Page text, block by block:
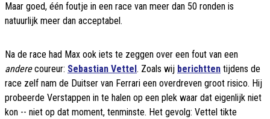
Maar goed, één foutje in een race van meer dan 50 ronden is
natuurlijk meer dan acceptabel.
Na de race had Max ook iets te zeggen over een fout van een
anderecoureur: Sebastian Vettel . Zoals wij berichtten tijdens de
race zelf nam de Duitser van Ferrari een overdreven groot risico. Hij
probeerde Verstappen in te halen op een plek waar dat eigenlijk niet
kon -- niet op dat moment, tenminste. Het gevolg: Vettel tikte